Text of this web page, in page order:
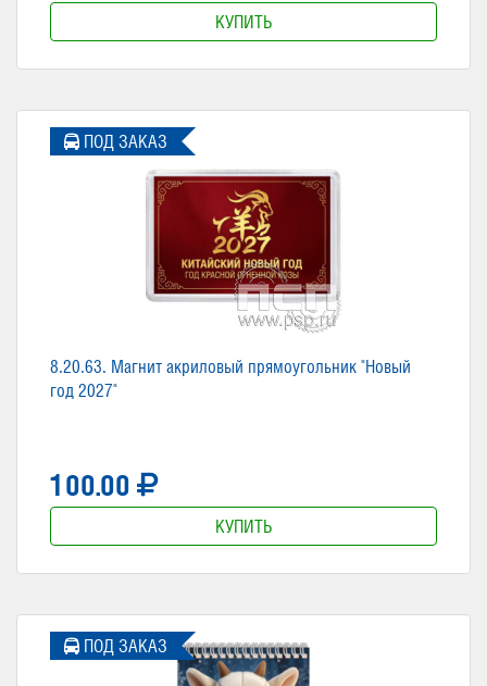
КУПИТЬ
8.20.63. Магнит акриловый прямоугольник "Новый
год 2027"
100.00
КУПИТЬ
ПОД ЗАКАЗ
ПОД ЗАКАЗ